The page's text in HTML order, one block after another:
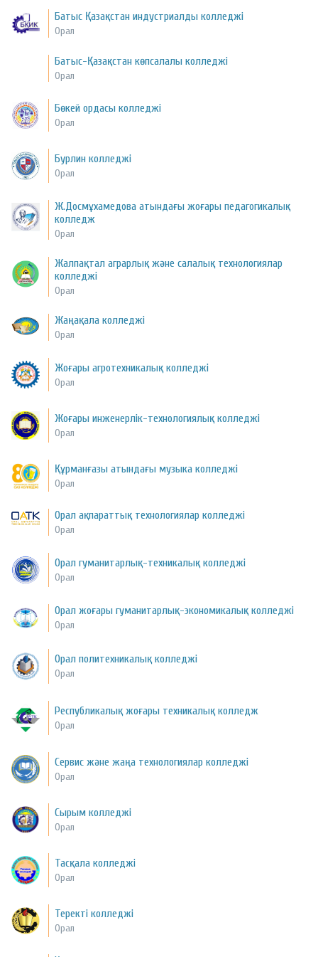
Батыс Қазақстан индустриалды колледжі
Орал
Батыс-Қазақстан көпсалалы колледжі
Орал
Бөкей ордасы колледжі
Орал
Бурлин колледжі
Орал
Ж.Досмұхамедова атындағы жоғары педагогикалық
колледж
Орал
Жалпақтал аграрлық және салалық технологиялар
колледжі
Орал
Жаңақала колледжі
Орал
Жоғары агротехникалық колледжі
Орал
Жоғары инженерлік-технологиялық колледжі
Орал
Құрманғазы атындағы музыка колледжі
Орал
Орал ақпараттық технологиялар колледжі
Орал
Орал гуманитарлық-техникалық колледжі
Орал
Орал жоғары гуманитарлық-экономикалық колледжі
Орал
Орал политехникалық колледжі
Орал
Республикалық жоғары техникалық колледж
Орал
Сервис және жаңа технологиялар колледжі
Орал
Сырым колледжі
Орал
Тасқала колледжі
Орал
Теректі колледжі
Орал